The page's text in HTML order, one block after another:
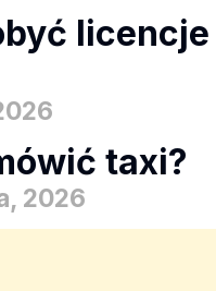
licencje
taxi?
2026